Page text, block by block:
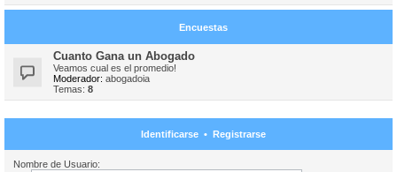
Encuestas
Cuanto Gana un Abogado
Veamos cual es el promedio!
Moderador: abogadoia
Temas: 8
Identificarse• Registrarse
Nombre de Usuario: